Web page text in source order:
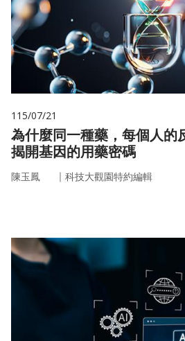
115/07/21
為什麼同一種藥，每個人
揭開基因的用藥密碼
陳玉鳳 ｜ 科技大觀園特約編輯